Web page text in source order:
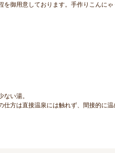
御用意しております。手作りこんにゃ
い湯。
方は直接温泉には触れず、間接的に温